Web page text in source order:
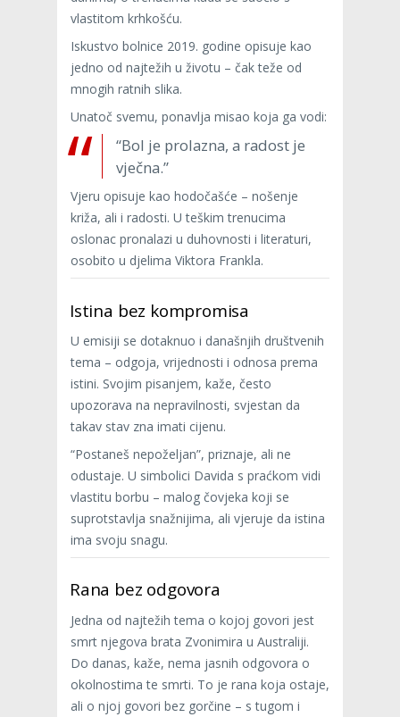
vlastitom krhkošću.
Iskustvo bolnice 2019. godine opisuje kao
jedno od najtežih u životu – čak teže od
mnogih ratnih slika.
Unatoč svemu, ponavlja misao koja ga vodi:
“Bol je prolazna, a radost je
vječna.”
Vjeru opisuje kao hodočašće – nošenje
križa, ali i radosti. U teškim trenucima
oslonac pronalazi u duhovnosti i literaturi,
osobito u djelima Viktora Frankla.
Istina bez kompromisa
U emisiji se dotaknuo i današnjih društvenih
tema – odgoja, vrijednosti i odnosa prema
istini. Svojim pisanjem, kaže, često
upozorava na nepravilnosti, svjestan da
takav stav zna imati cijenu.
“Postaneš nepoželjan”, priznaje, ali ne
odustaje. U simbolici Davida s praćkom vidi
vlastitu borbu – malog čovjeka koji se
suprotstavlja snažnijima, ali vjeruje da istina
ima svoju snagu.
Rana bez odgovora
Jedna od najtežih tema o kojoj govori jest
smrt njegova brata Zvonimira u Australiji.
Do danas, kaže, nema jasnih odgovora o
okolnostima te smrti. To je rana koja ostaje,
ali o njoj govori bez gorčine – s tugom i